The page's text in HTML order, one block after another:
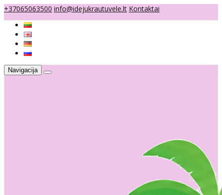
+37065063500 info@idejukrautuvele.lt Kontaktai
Navigacija